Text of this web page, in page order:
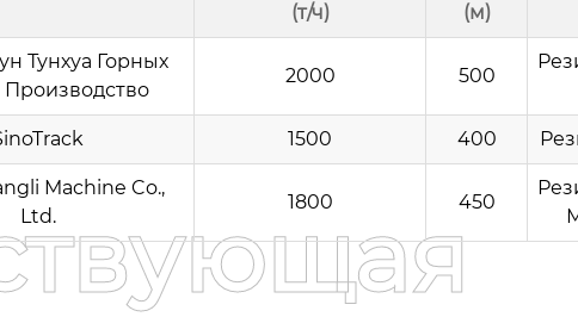
(т/ч)
(м)
Тунхуа Горных
2000 500
1500 400
Machine Co.,
Ltd.
1800 450